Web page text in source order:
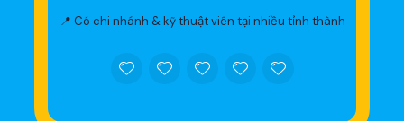
📍 Có chi nhánh & kỹ thuật viên tại nhiều tỉnh thành